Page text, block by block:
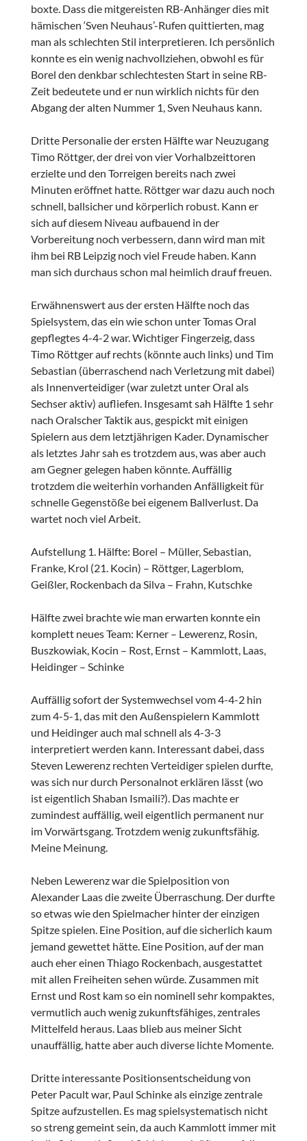
boxte. Dass die mitgereisten RB-Anhänger dies mit
hämischen ‘Sven Neuhaus’-Rufen quittierten, mag
man als schlechten Stil interpretieren. Ich persönlich
konnte es ein wenig nachvollziehen, obwohl es für
Borel den denkbar schlechtesten Start in seine RB-
Zeit bedeutete und er nun wirklich nichts für den
Abgang der alten Nummer 1, Sven Neuhaus kann.
Dritte Personalie der ersten Hälfte war Neuzugang
Timo Röttger, der drei von vier Vorhalbzeittoren
erzielte und den Torreigen bereits nach zwei
Minuten eröffnet hatte. Röttger war dazu auch noch
schnell, ballsicher und körperlich robust. Kann er
sich auf diesem Niveau aufbauend in der
Vorbereitung noch verbessern, dann wird man mit
ihm bei RB Leipzig noch viel Freude haben. Kann
man sich durchaus schon mal heimlich drauf freuen.
Erwähnenswert aus der ersten Hälfte noch das
Spielsystem, das ein wie schon unter Tomas Oral
gepflegtes 4-4-2 war. Wichtiger Fingerzeig, dass
Timo Röttger auf rechts (könnte auch links) und Tim
Sebastian (überraschend nach Verletzung mit dabei)
als Innenverteidiger (war zuletzt unter Oral als
Sechser aktiv) aufliefen. Insgesamt sah Hälfte 1 sehr
nach Oralscher Taktik aus, gespickt mit einigen
Spielern aus dem letztjährigen Kader. Dynamischer
als letztes Jahr sah es trotzdem aus, was aber auch
am Gegner gelegen haben könnte. Auffällig
trotzdem die weiterhin vorhanden Anfälligkeit für
schnelle Gegenstöße bei eigenem Ballverlust. Da
wartet noch viel Arbeit.
Aufstellung 1. Hälfte: Borel – Müller, Sebastian,
Franke, Krol (21. Kocin) – Röttger, Lagerblom,
Geißler, Rockenbach da Silva – Frahn, Kutschke
Hälfte zwei brachte wie man erwarten konnte ein
komplett neues Team: Kerner – Lewerenz, Rosin,
Buszkowiak, Kocin – Rost, Ernst – Kammlott, Laas,
Heidinger – Schinke
Auffällig sofort der Systemwechsel vom 4-4-2 hin
zum 4-5-1, das mit den Außenspielern Kammlott
und Heidinger auch mal schnell als 4-3-3
interpretiert werden kann. Interessant dabei, dass
Steven Lewerenz rechten Verteidiger spielen durfte,
was sich nur durch Personalnot erklären lässt (wo
ist eigentlich Shaban Ismaili?). Das machte er
zumindest auffällig, weil eigentlich permanent nur
im Vorwärtsgang. Trotzdem wenig zukunftsfähig.
Meine Meinung.
Neben Lewerenz war die Spielposition von
Alexander Laas die zweite Überraschung. Der durfte
so etwas wie den Spielmacher hinter der einzigen
Spitze spielen. Eine Position, auf die sicherlich kaum
jemand gewettet hätte. Eine Position, auf der man
auch eher einen Thiago Rockenbach, ausgestattet
mit allen Freiheiten sehen würde. Zusammen mit
Ernst und Rost kam so ein nominell sehr kompaktes,
vermutlich auch wenig zukunftsfähiges, zentrales
Mittelfeld heraus. Laas blieb aus meiner Sicht
unauffällig, hatte aber auch diverse lichte Momente.
Dritte interessante Positionsentscheidung von
Peter Pacult war, Paul Schinke als einzige zentrale
Spitze aufzustellen. Es mag spielsystematisch nicht
so streng gemeint sein, da auch Kammlott immer mit